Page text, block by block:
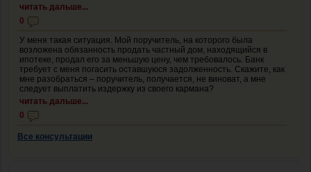
читать дальше...
0
У меня такая ситуация. Мой поручитель, на которого была
возложена обязанность продать частный дом, находящийся в
ипотеке, продал его за меньшую цену, чем требовалось. Банк
требует с меня погасить оставшуюся задолженность. Скажите, как
мне разобраться – поручитель, получается, не виноват, а мне
следует выплатить издержку из своего кармана?
читать дальше...
0
Все консультации